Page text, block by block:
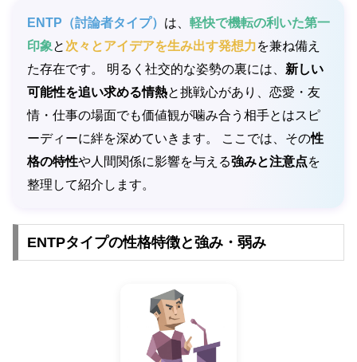
ENTP（討論者タイプ） は、 軽快で機転の利いた第一
印象と 次々とアイデアを生み出す発想力を兼ね備え
た存在です。 明るく社交的な姿勢の裏には、 新しい
可能性を追い求める情熱と挑戦心があり、恋愛・友
情・仕事の場面でも価値観が噛み合う相手とはスピ
ーディーに絆を深めていきます。 ここでは、その性
格の特性や人間関係に影響を与える強みと注意点を
整理して紹介します。
ENTPタイプの性格特徴と強み・弱み